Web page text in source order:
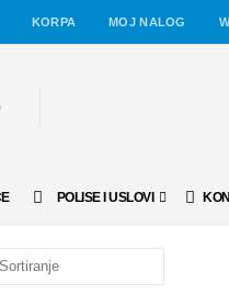
KORPA MOJ NALOG
POLISE I USLOVI